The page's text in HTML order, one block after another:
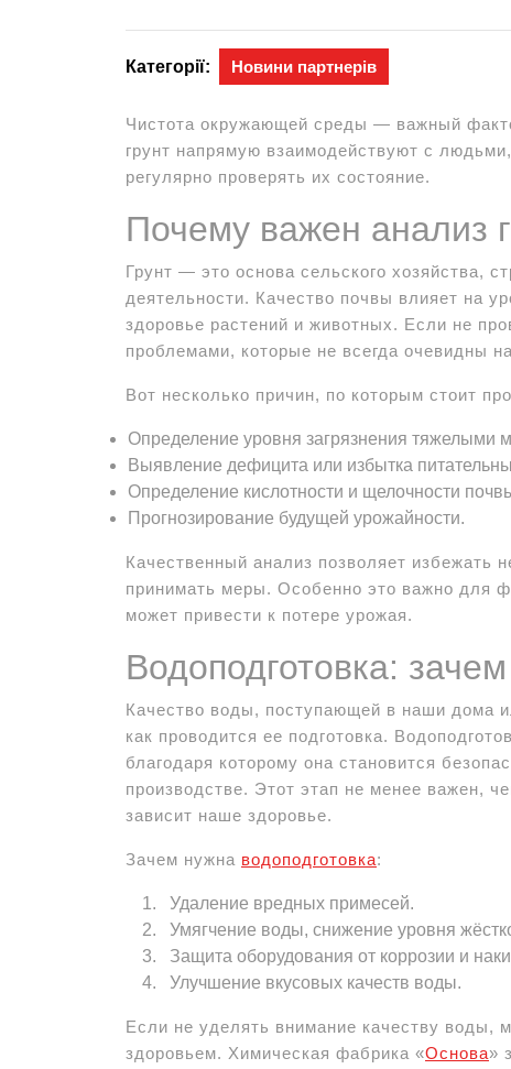
Категорії: Новини партнерів
Чистота окружающей среды — важный
грунт напрямую взаимодействуют с
регулярно проверять их состояние.
Почему важен анализ
Грунт — это основа сельского хозяйства,
деятельности. Качество почвы влияет на
здоровье растений и животных. Если не
проблемами, которые не всегда очевидны
Вот несколько причин, по которым стоит
Определение уровня загрязнения тяжелыми
Выявление дефицита или избытка
Определение кислотности и щелочности
Прогнозирование будущей урожайности.
Качественный анализ позволяет избежать
принимать меры. Особенно это важно для
может привести к потере урожая.
Водоподготовка:
Качество воды, поступающей в наши дома
как проводится ее подготовка.
благодаря которому она становится
производстве. Этот этап не менее важен,
зависит наше здоровье.
Зачем нужна водоподготовка:
Удаление вредных примесей.
Умягчение воды, снижение уровня
Защита оборудования от коррозии и
Улучшение вкусовых качеств воды.
Если не уделять внимание качеству воды,
здоровьем. Химическая фабрика «Основа»